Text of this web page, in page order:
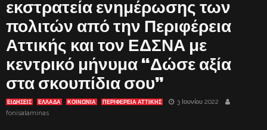
εκστρατεία ενημέρωσης των
πολιτών από την Περιφέρεια
Αττικής και τον ΕΔΣΝΑ με
κεντρικό μήνυμα “Δώσε αξία
στα σκουπίδια σου”
ΕΙΔΗΣΕΙΣ ΕΛΛΑΔΑ ΚΟΙΝΩΝΙΑ ΠΕΡΙΦΕΡΕΙΑ ΑΤΤΙΚΗΣ
3 Ιουνίου 2022
fonisalaminas